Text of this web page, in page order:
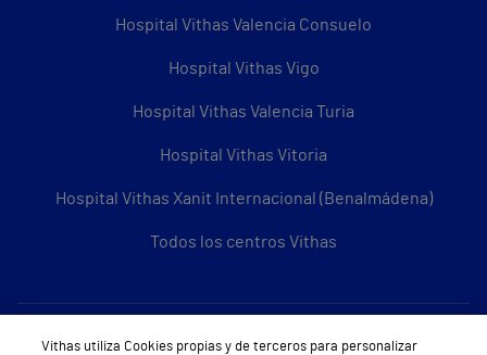
Hospital Vithas Valencia Consuelo
Hospital Vithas Vigo
Hospital Vithas Valencia Turia
Hospital Vithas Vitoria
Hospital Vithas Xanit Internacional (Benalmádena)
Todos los centros Vithas
Sobre Vithas
Vithas utiliza Cookies propias y de terceros para personalizar